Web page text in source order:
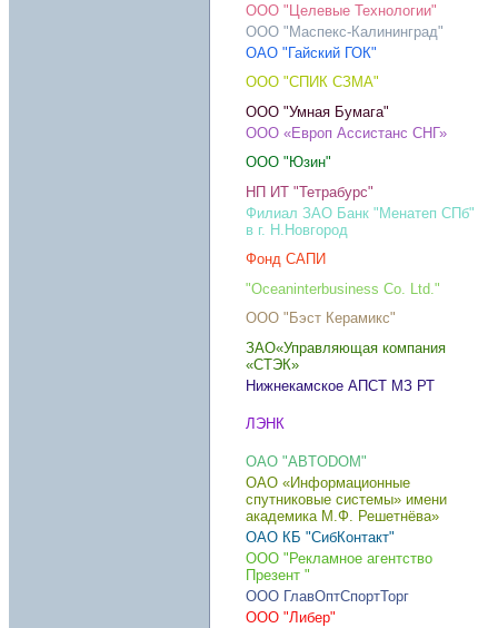
ООО "Целевые Технологии"
ООО "Маспекс-Калининград"
ОАО "Гайский ГОК"
ООО "СПИК СЗМА"
ООО "Умная Бумага"
ООО «Европ Ассистанс СНГ»
ООО "Юзин"
НП ИТ "Тетрабурс"
Филиал ЗАО Банк "Менатеп СПб"
в г. Н.Новгород
Фонд САПИ
"Oceaninterbusiness Co. Ltd."
ООО "Бэст Керамикс"
ЗАО«Управляющая компания
«СТЭК»
Нижнекамское АПСТ МЗ РТ
ЛЭНК
OAO "ABTODOM"
ОАО «Информационные
спутниковые системы» имени
академика М.Ф. Решетнёва»
ОАО КБ "СибКонтакт"
ООО "Рекламное агентство
Презент "
ООО ГлавОптСпортТорг
ООО "Либер"